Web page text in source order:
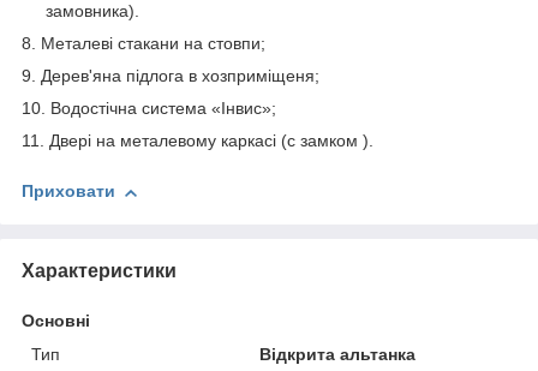
замовника).
8. Металеві стакани на стовпи;
9. Дерев'яна підлога в хозприміщеня;
10. Водостічна система «Інвис»;
11. Двері на металевому каркасі (с замком ).
Приховати
Характеристики
Основні
Тип
Відкрита альтанка